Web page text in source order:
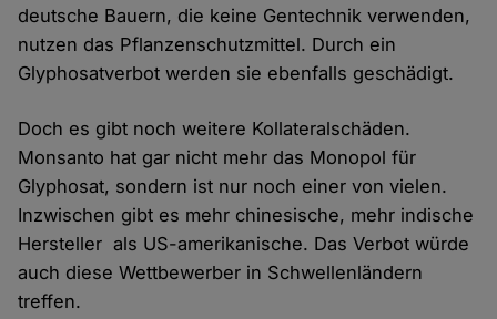
deutsche Bauern, die keine Gentechnik verwenden,
nutzen das Pflanzenschutzmittel. Durch ein
Glyphosatverbot werden sie ebenfalls geschädigt.
Doch es gibt noch weitere Kollateralschäden.
Monsanto hat gar nicht mehr das Monopol für
Glyphosat, sondern ist nur noch einer von vielen.
Inzwischen gibt es mehr chinesische, mehr indische
Hersteller als US-amerikanische. Das Verbot würde
auch diese Wettbewerber in Schwellenländern
treffen.